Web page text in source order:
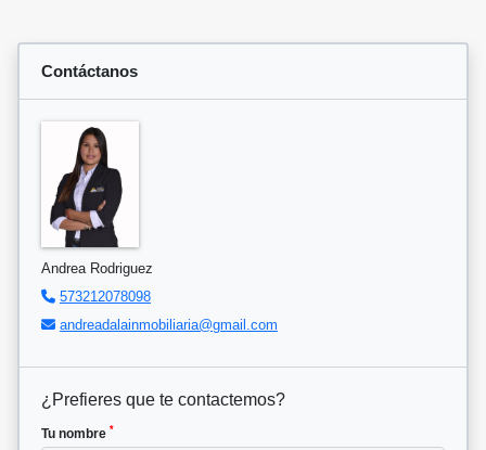
Contáctanos
Andrea Rodriguez
573212078098
andreadalainmobiliaria@gmail.com
¿Prefieres que te contactemos?
Tu nombre *